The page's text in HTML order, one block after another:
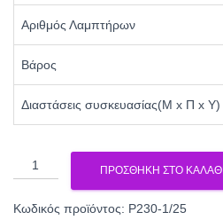
Αριθμός Λαμπτήρων
Βάρος
Διαστάσεις συσκευασίας(Μ x Π x Υ)
Φωτιστικό
μονόφωτο
ΠΡΟΣΘΉΚΗ ΣΤΟ ΚΑΛΆΘΙ
Κωδικός προϊόντος: Ρ230-1/25